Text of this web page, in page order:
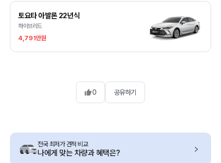
토요타 아발론 22년식
하이브리드
4,791만원
0 공유하기
전국 최저가 견적 비교
나에게 맞는 차량과 혜택은?